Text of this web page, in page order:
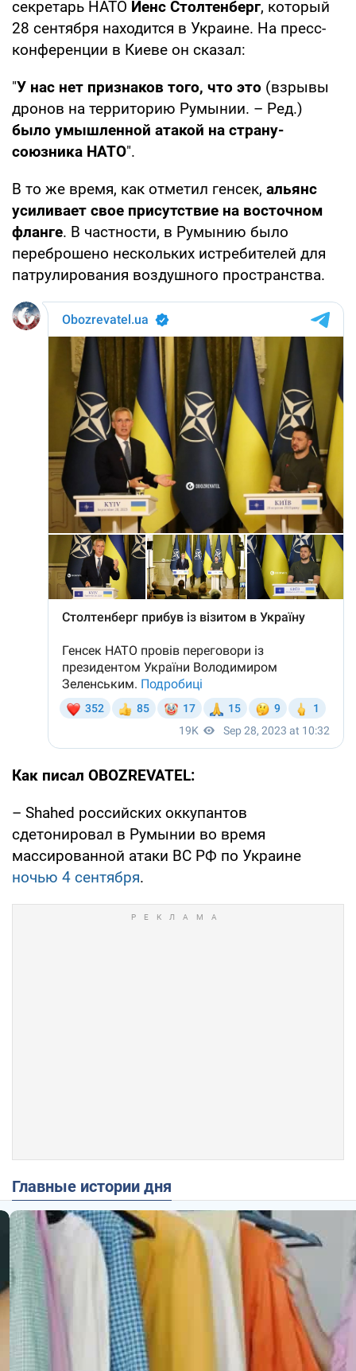
секретарь НАТО Йенс Столтенберг, который
28 сентября находится в Украине. На пресс-
конференции в Киеве он сказал:
"У нас нет признаков того, что это (взрывы
дронов на территорию Румынии. – Ред.)
было умышленной атакой на страну-
союзника НАТО".
В то же время, как отметил генсек, альянс
усиливает свое присутствие на восточном
фланге. В частности, в Румынию было
переброшено нескольких истребителей для
патрулирования воздушного пространства.
Как писал OBOZREVATEL:
– Shahed российских оккупантов
сдетонировал в Румынии во время
массированной атаки ВС РФ по Украине
ночью 4 сентября.
Главные истории дня